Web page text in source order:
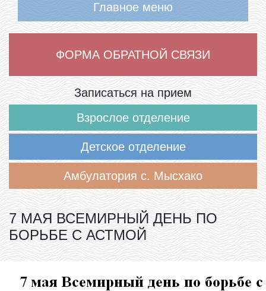
Главное меню
ФОРМА ОБРАТНОЙ СВЯЗИ
Записаться на прием
Взрослое отделение
Детское отделение
Амбулатория с. Мысхако
7 МАЯ ВСЕМИРНЫЙ ДЕНЬ ПО
БОРЬБЕ С АСТМОЙ